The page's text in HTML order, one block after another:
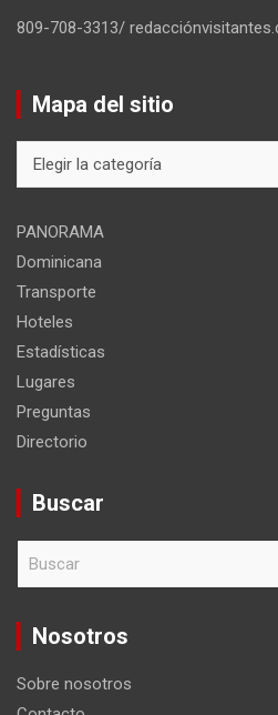
809-708-3313/
Mapa del sitio
del
PANORAMA
Dominicana
Transporte
Hoteles
Estadísticas
Lugares
Preguntas
Directorio
Buscar
c
Nosotros
Sobre nosotros